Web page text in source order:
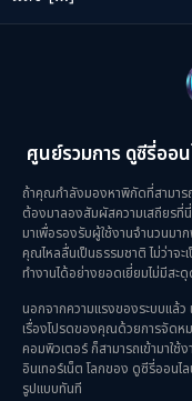
ศูนย์รวมการ ดูซีรี่ออ
ถ้าคุณกำลังมองหาพิกัดที่สามาร
ต้องมาลองสัมผัสความเสถียรที่
มาเพื่อรองรับผู้ใช้งานจำนวนม
คุณไหลลื่นเป็นธรรมชาติ ไม่ว่าจะ
ทำงานได้อย่างยอดเยี่ยมไม่มีสะ
นอกจากความแรงของระบบแล้ว
เรื่องโปรดของคุณด้วยการจัดห
คอมพิวเตอร์ ก็สามารถเข้ามาใ
อินเทอร์เน็ต โลกของ ดูซีรี่ออนไ
รูปแบบทันที